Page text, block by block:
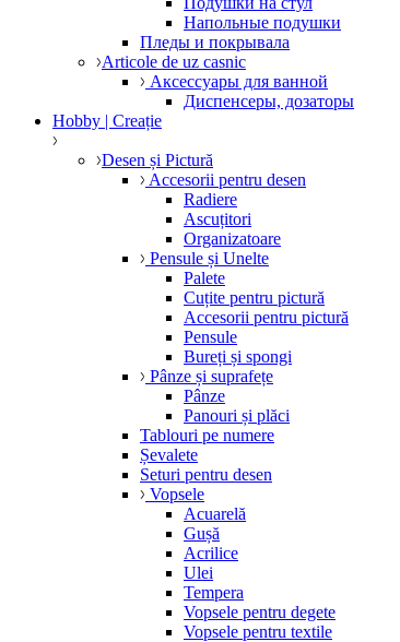
Напольные подушки
Пледы и покрывала
Articole de uz casnic
Аксессуары для ванной
Диспенсеры, дозаторы
Hobby | Creație
Desen și Pictură
Accesorii pentru desen
Radiere
Ascuțitori
Organizatoare
Pensule și Unelte
Palete
Cuțite pentru pictură
Accesorii pentru pictură
Pensule
Bureți și spongi
Pânze și suprafețe
Pânze
Panouri și plăci
Tablouri pe numere
Șevalete
Seturi pentru desen
Vopsele
Acuarelă
Gușă
Acrilice
Ulei
Tempera
Vopsele pentru degete
Vopsele pentru textile